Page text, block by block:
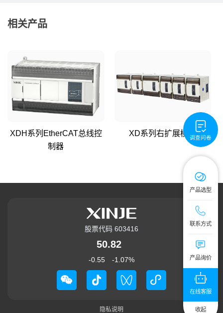
相关产品
XDH系列EtherCAT总线控
制器
XD系列右扩展模块
股票代码 603416
50.82
-0.55 -1.07%
隐私说明
调查问卷
产品选型
联系方式
技术服务热
产品询价
提交您的需
在线客服
收起